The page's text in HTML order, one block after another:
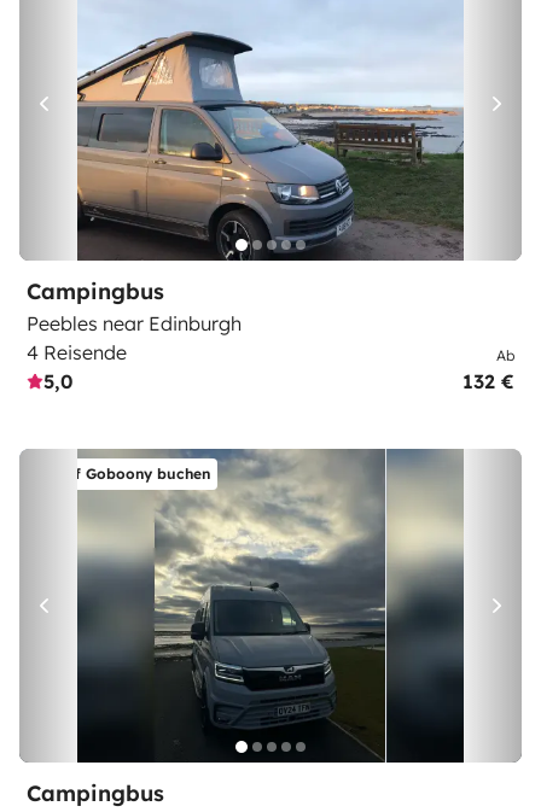
Campingbus
Peebles near Edinburgh
4 Reisende
5,0
Ab
132 €
Auf Goboony buchen
Campingbus